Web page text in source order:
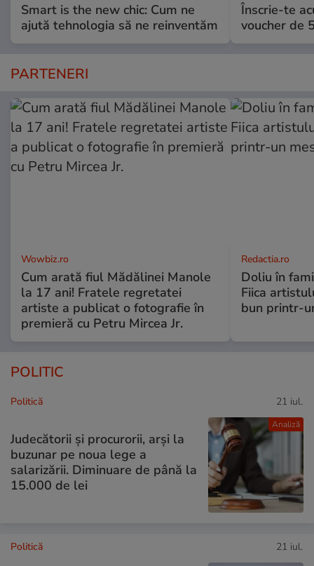
Smart is the new chic: Cum ne
ajută tehnologia să ne reinventăm
Înscrie-te
voucher de
PARTENERI
Wowbiz.ro
Cum arată fiul Mădălinei Manole
la 17 ani! Fratele regretatei
artiste a publicat o fotografie în
premieră cu Petru Mircea Jr.
Redactia.ro
Doliu în
Fiica
bun printr-
POLITIC
Analiză
Politică 21 iul.
Judecătorii și procurorii, arși la
buzunar pe noua lege a
salarizării. Diminuare de până la
15.000 de lei
Politică 21 iul.